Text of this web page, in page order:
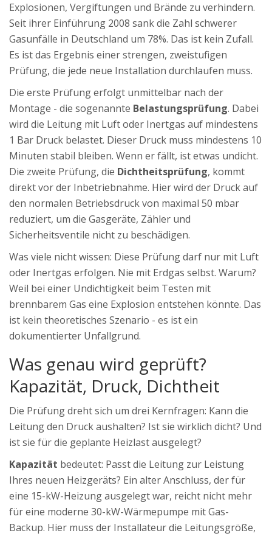
Explosionen, Vergiftungen und Brände zu verhindern.
Seit ihrer Einführung 2008 sank die Zahl schwerer
Gasunfälle in Deutschland um 78%. Das ist kein Zufall.
Es ist das Ergebnis einer strengen, zweistufigen
Prüfung, die jede neue Installation durchlaufen muss.
Die erste Prüfung erfolgt unmittelbar nach der
Montage - die sogenannte Belastungsprüfung. Dabei
wird die Leitung mit Luft oder Inertgas auf mindestens
1 Bar Druck belastet. Dieser Druck muss mindestens 10
Minuten stabil bleiben. Wenn er fällt, ist etwas undicht.
Die zweite Prüfung, die Dichtheitsprüfung, kommt
direkt vor der Inbetriebnahme. Hier wird der Druck auf
den normalen Betriebsdruck von maximal 50 mbar
reduziert, um die Gasgeräte, Zähler und
Sicherheitsventile nicht zu beschädigen.
Was viele nicht wissen: Diese Prüfung darf nur mit Luft
oder Inertgas erfolgen. Nie mit Erdgas selbst. Warum?
Weil bei einer Undichtigkeit beim Testen mit
brennbarem Gas eine Explosion entstehen könnte. Das
ist kein theoretisches Szenario - es ist ein
dokumentierter Unfallgrund.
Was genau wird geprüft?
Kapazität, Druck, Dichtheit
Die Prüfung dreht sich um drei Kernfragen: Kann die
Leitung den Druck aushalten? Ist sie wirklich dicht? Und
ist sie für die geplante Heizlast ausgelegt?
Kapazität bedeutet: Passt die Leitung zur Leistung
Ihres neuen Heizgeräts? Ein alter Anschluss, der für
eine 15-kW-Heizung ausgelegt war, reicht nicht mehr
für eine moderne 30-kW-Wärmepumpe mit Gas-
Backup. Hier muss der Installateur die Leitungsgröße,